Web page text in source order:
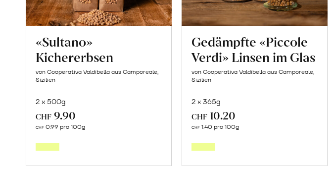
«Sultano»
Kichererbsen
von Cooperativa Valdibella aus Camporeale,
Sizilien
2 x 500g
CHF 9.90
CHF 0.99 pro 100g
Gedämpfte «Piccole
Verdi» Linsen im Glas
von Cooperativa Valdibella aus Camporeale,
Sizilien
2 x 365g
CHF 10.20
CHF 1.40 pro 100g